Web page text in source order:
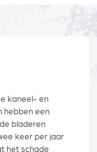
kaneel- en
hebben een
bladeren
keer per jaar
het schade